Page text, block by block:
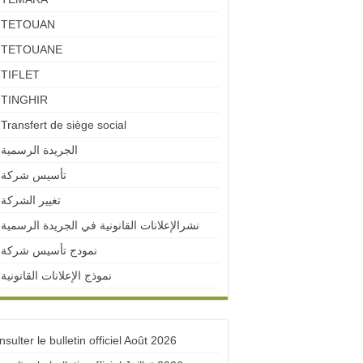
TETOUAN
TETOUANE
TIFLET
TINGHIR
Transfert de siège social
الجريدة الرسمية
تأسيس شركة
تغيير الشركة
نشرالإعلانات القانونية في الجريدة الرسمية
نمودج تأسيس شركة
نموذج الإعلانات القانونية
le bulletin officiel Août 2026